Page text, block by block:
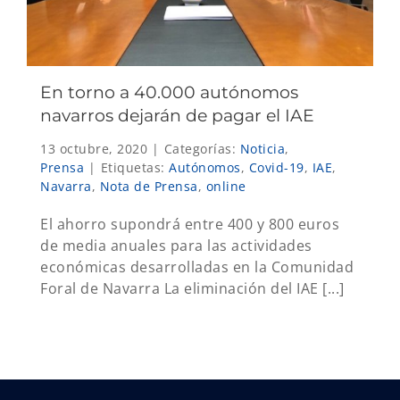
En torno a 40.000 autónomos
navarros dejarán de pagar el IAE
13 octubre, 2020 | Categorías: Noticia,
Prensa | Etiquetas: Autónomos, Covid-19, IAE,
Navarra, Nota de Prensa, online
El ahorro supondrá entre 400 y 800 euros
de media anuales para las actividades
económicas desarrolladas en la Comunidad
Foral de Navarra La eliminación del IAE [...]